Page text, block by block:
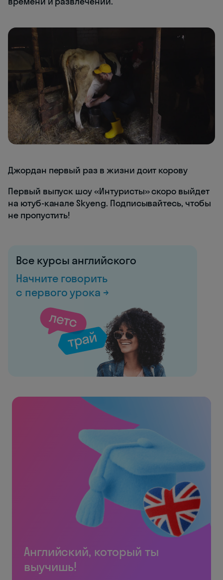
Джордан первый раз в жизни доит корову
Первый выпуск шоу «Интуристы» скоро выйдет
на ютуб-канале Skyeng. Подписывайтесь, чтобы
не пропустить!
Все курсы английского
Начните говорить
с первого урока →
Английский, который ты
выучишь!